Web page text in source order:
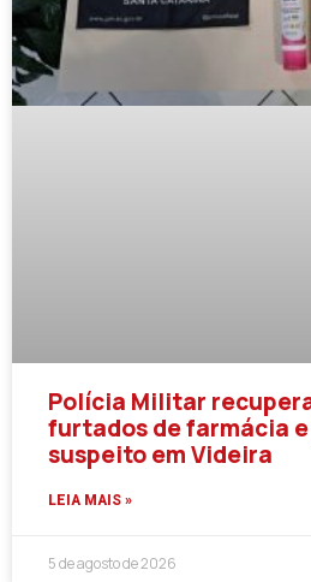
Polícia Militar
furtados de farmácia
suspeito em Videira
LEIA MAIS »
5 de agosto de 2026